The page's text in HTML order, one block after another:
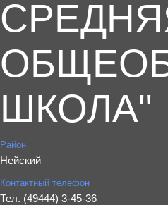
ШКОЛА"
Район
Нейский
Контактный телефон
Тел. (49444) 3-45-36